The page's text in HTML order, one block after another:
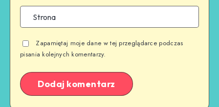
Zapamiętaj moje dane w tej przeglądarce podczas
pisania kolejnych komentarzy.